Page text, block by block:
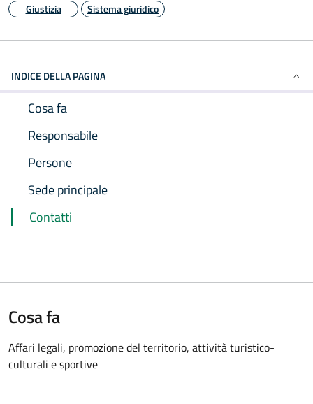
Giustizia
Sistema giuridico
INDICE DELLA PAGINA
Cosa fa
Responsabile
Persone
Sede principale
Contatti
Cosa fa
Affari legali, promozione del territorio, attività turistico-
culturali e sportive